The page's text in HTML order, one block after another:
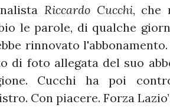
Riccardo Cucchi, che
le parole, di qualche
rinnovato
di foto allegata del suo
Cucchi ha poi
Con piacere. Forza